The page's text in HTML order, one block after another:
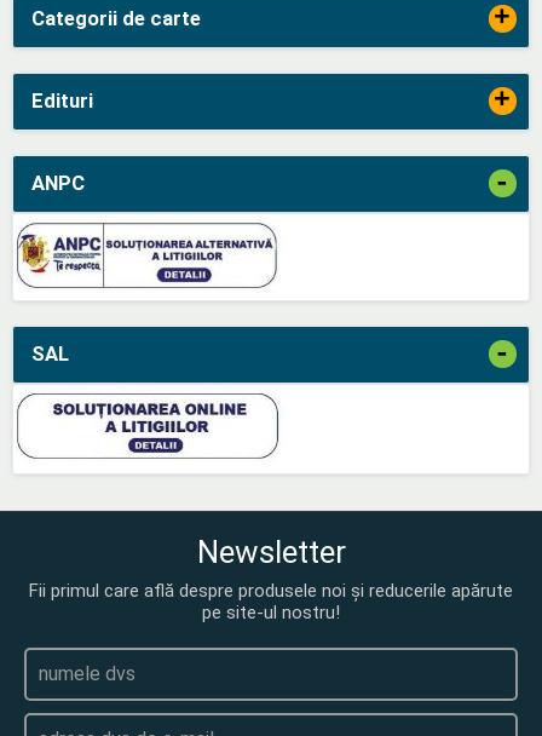
Categorii de carte +
Edituri +
ANPC -
SAL -
Newsletter
Fii primul care află despre produsele noi și reducerile apărute
pe site-ul nostru!